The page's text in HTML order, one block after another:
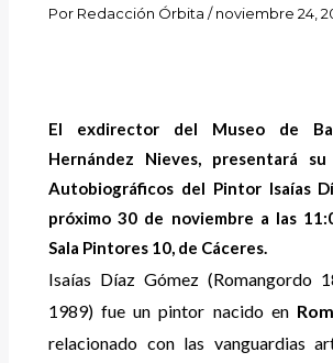
Por Redacción Órbita/noviembre 24,
El exdirector del Museo de
Hernández Nieves, presentará
Autobiográficos del Pintor Isaías
próximo 30 de noviembre a las
Sala Pintores 10, de Cáceres.
Isaías Díaz Gómez (Romangordo
1989) fue un pintor nacido en
relacionado con las vanguardias